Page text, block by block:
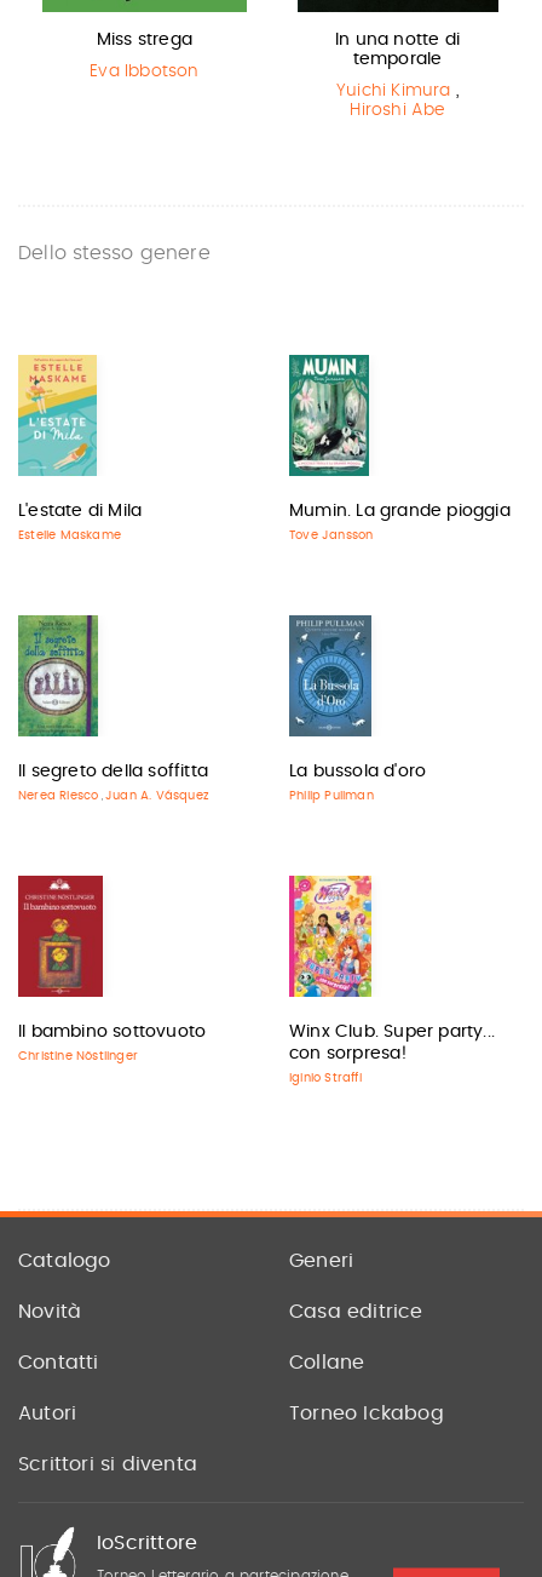
Miss strega
Eva Ibbotson
In una notte di
temporale
Yuichi Kimura ,
Hiroshi Abe
Dello stesso genere
L'estate di Mila
Estelle Maskame
Mumin. La grande pioggia
Tove Jansson
Il segreto della soffitta
Nerea Riesco ,Juan A. Vásquez
La bussola d'oro
Philip Pullman
Il bambino sottovuoto
Christine Nöstlinger
Winx Club. Super party...
con sorpresa!
Iginio Straffi
Catalogo Generi
Novità Casa editrice
Contatti Collane
Autori Torneo Ickabog
Scrittori si diventa
IoScrittore